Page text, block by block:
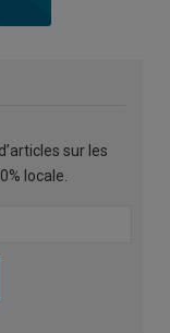
sur les
locale.